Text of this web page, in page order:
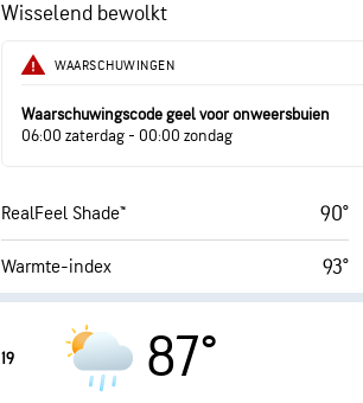
Vochtigheid
Dauwpunt
Wisselend bewolkt
WAARSCHUWINGEN
Waarschuwingscode geel voor onweersbuien
06:00 zaterdag - 00:00 zondag
RealFeel Shade™ 90°
Warmte-index 93°
Max. UV-index
Windstoten
19 87°